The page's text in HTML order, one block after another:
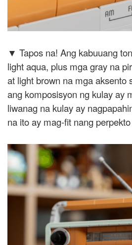
▼ Tapos na! Ang kabuuang
light aqua, plus mga gray na
at light brown na mga aksento
ang komposisyon ng kulay ay
liwanag na kulay ay
na ito ay mag-fit nang